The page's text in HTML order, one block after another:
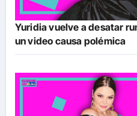
Yuridia vuelve a desatar
un video causa polémica